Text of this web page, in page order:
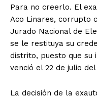
Para no creerlo. El
Aco Linares, corrupto
Jurado Nacional de
se le restituya su
distrito, puesto que su
venció el 22 de julio del
La decisión de la